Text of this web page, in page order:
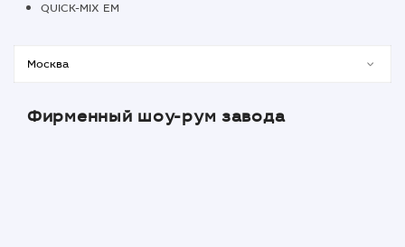
QUICK-MIX ЕМ
Фирменный шоу-рум завода